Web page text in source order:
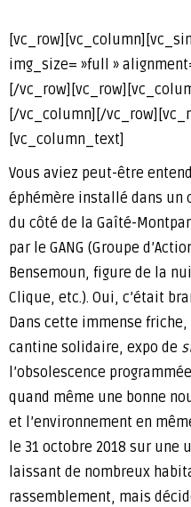
img_size= »full »
[/
[/vc_column][/
[vc_column_text]
Vous aviez peut-être
éphémère installé dans un
du côté de la Gaîté-
par le GANG (Groupe
Bensemoun, figure de la
Clique, etc.). Oui, c’était
Dans cette immense
cantine solidaire, expo de
l’obsolescence
quand même une bonne
et l’environnement en
le 31 octobre 2018 sur
laissant de nombreux
rassemblement, mais